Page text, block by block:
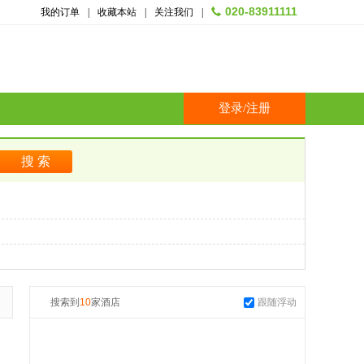
我的订单 收藏本站 关注我们 020-83911111
登录/注册
搜索到 10家酒店 跟随浮动